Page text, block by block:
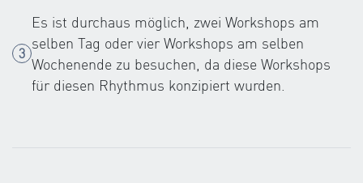
Es ist durchaus möglich, zwei Workshops am
selben Tag oder vier Workshops am selben
Wochenende zu besuchen, da diese Workshops
für diesen Rhythmus konzipiert wurden.